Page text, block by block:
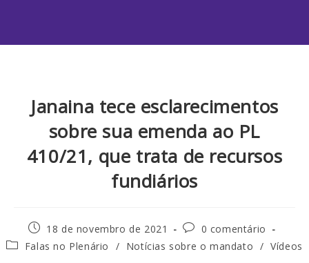
Janaina tece esclarecimentos
sobre sua emenda ao PL
410/21, que trata de recursos
fundiários
18 de novembro de 2021
0 comentário
Falas no Plenário
/ Notícias sobre o mandato / Vídeos